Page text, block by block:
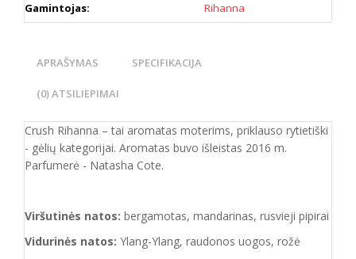
Gamintojas: Rihanna
APRAŠYMAS SPECIFIKACIJA
(0) ATSILIEPIMAI
Crush Rihanna – tai aromatas moterims, priklauso rytietiški
- gėlių kategorijai. Aromatas buvo išleistas 2016 m.
Parfumerė - Natasha Cote.
Viršutinės natos: bergamotas, mandarinas, rusvieji pipirai
Vidurinės natos: Ylang-Ylang, raudonos uogos, rožė